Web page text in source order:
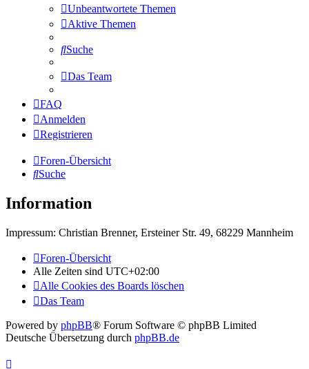
Unbeantwortete Themen
Aktive Themen
Suche
Das Team
FAQ
Anmelden
Registrieren
Foren-Übersicht
Suche
Information
Impressum: Christian Brenner, Ersteiner Str. 49, 68229 Mannheim
Foren-Übersicht
Alle Zeiten sind UTC+02:00
Alle Cookies des Boards löschen
Das Team
Powered by phpBB® Forum Software © phpBB Limited
Deutsche Übersetzung durch phpBB.de